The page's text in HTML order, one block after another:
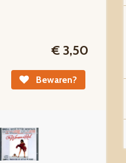
€ 3,50
Bewaren?